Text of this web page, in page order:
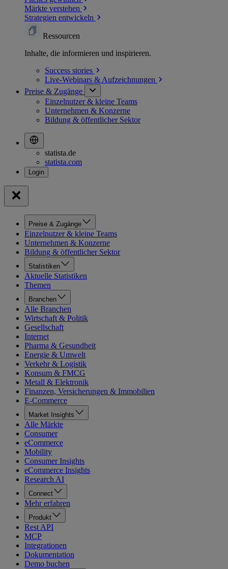
Märkte verstehen
Strategien entwickeln
Ressourcen
Inhalte, die informieren und inspirieren.
Success stories
Live-Webinars & Aufzeichnungen
Preise & Zugänge
Einzelnutzer & kleine Teams
Unternehmen & Konzerne
Bildung & öffentlicher Sektor
statista.de
statista.com
Preise & Zugänge
Einzelnutzer & kleine Teams
Unternehmen & Konzerne
Bildung & öffentlicher Sektor
Statistiken
Aktuelle Statistiken
Themen
Branchen
Alle Branchen
Wirtschaft & Politik
Gesellschaft
Internet
Pharma & Gesundheit
Energie & Umwelt
Verkehr & Logistik
Konsum & FMCG
Metall & Elektronik
Finanzen, Versicherungen & Immobilien
E-Commerce
Market Insights
Alle Märkte
Consumer
eCommerce
Mobility
Consumer Insights
eCommerce Insights
Research AI
Connect
Mehr erfahren
Produkt
Rest API
MCP
Integrationen
Dokumentation
Demo buchen